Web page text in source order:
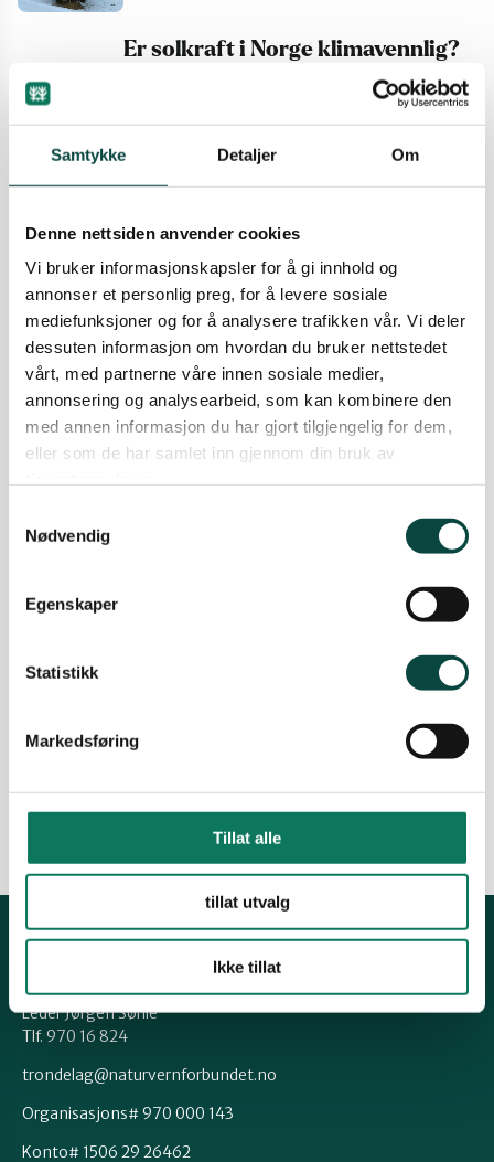
Samtykke Detaljer Om
Denne nettsiden anvender cookies
Vi bruker informasjonskapsler for å gi innhold og
annonser et personlig preg, for å levere sosiale
mediefunksjoner og for å analysere trafikken vår. Vi deler
dessuten informasjon om hvordan du bruker nettstedet
vårt, med partnerne våre innen sosiale medier,
annonsering og analysearbeid, som kan kombinere den
med annen informasjon du har gjort tilgjengelig for dem,
eller som de har samlet inn gjennom din bruk av
Nødvendig
Egenskaper
Statistikk
Markedsføring
Tillat alle
tillat utvalg
Ikke tillat
Stjørdal og Meråker
Trøndelag
Trondheim
Verdal
Er solkraft i Norge klimavennlig?
Solceller er regnet som en veldig klimavennlig
energikilde, men kan det være at denne
klimavennligheten er en myte i Norge?
Klima og energi
Nyheter
Solkraft
18.12.2024
Mot vindkraftanlegg i Selbu
Åpent møte
Klima og energi
Nyheter
Vindkraft
Sammen for framtida!
"Brua til framtida i Trøndelag"
Miljøorganisasjonene, fagbevegelsen og Den
17.10.2024
Stopp offensiven for nedbygging
Etter at Energikommisjonen la fram sin rapport i
februar 2023 har kraftprodusentane i Norge sett
i gang ein stor offensiv for å få politisk støtte for
meir utbygging av fornybar energi
Kontakt fylkeslaget
Leder Jørgen Sørlie
Tlf. 970 16 824
trondelag@naturvernforbundet.no
Organisasjons# 970 000 143
Konto# 1506 29 26462